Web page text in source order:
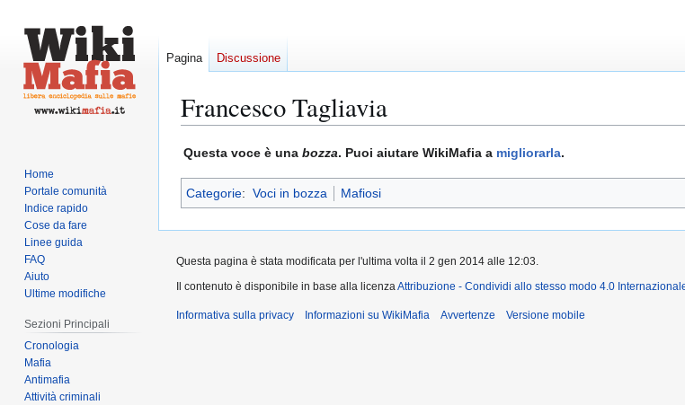
Francesco Tagliavia
Vai
navigazione
Vai
ricerca
Questa voce è una bozza. Puoi aiutare WikiMafia a migliorarla.
Categorie: Voci in bozza Mafiosi
Pagina Discussione
Home
Portale comunità
Indice rapido
Cose da fare
Linee guida
FAQ
Aiuto
Ultime modifiche
Sezioni Principali
Cronologia
Mafia
Antimafia
Attività criminali
Questa pagina è stata modificata per l'ultima volta il 2 gen 2014 alle 12:03.
Il contenuto è disponibile in base alla licenzaAttribuzione - Condividi allo stesso modo 4.0
Informativa sulla privacy Informazioni su WikiMafia Avvertenze Versione mobile